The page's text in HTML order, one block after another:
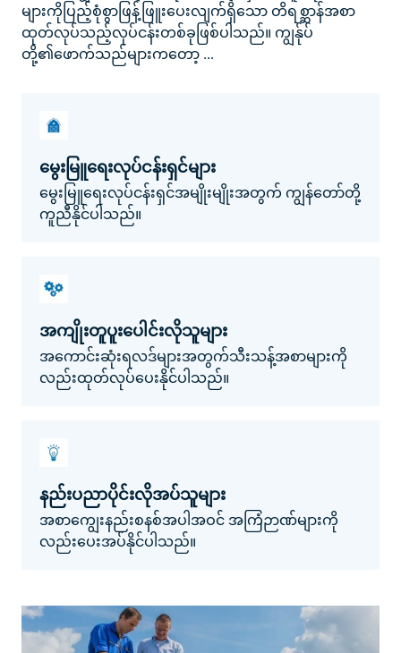
များကိုပြည့်စုံစွာဖြန့်ဖြူးပေးလျက်ရှိသော တိရစ္ဆာန်အစာ
ထုတ်လုပ်သည့်လုပ်ငန်းတစ်ခုဖြစ်ပါသည်။ ကျွန်ုပ်
တို့၏ဖောက်သည်များကတော့ ...
မွေးမြူရေးလုပ်ငန်းရှင်များ
မွေးမြူရေးလုပ်ငန်းရှင်အမျိုးမျိုးအတွက် ကျွန်တော်တို့
ကူညီနိုင်ပါသည်။
အကျိုးတူပူးပေါင်းလိုသူများ
အကောင်းဆုံးရလဒ်များအတွက်သီးသန့်အစာများကို
လည်းထုတ်လုပ်ပေးနိုင်ပါသည်။
နည်းပညာပိုင်းလိုအပ်သူများ
အစာကျွေးနည်းစနစ်အပါအဝင် အကြံဉာဏ်များကို
လည်းပေးအပ်နိုင်ပါသည်။